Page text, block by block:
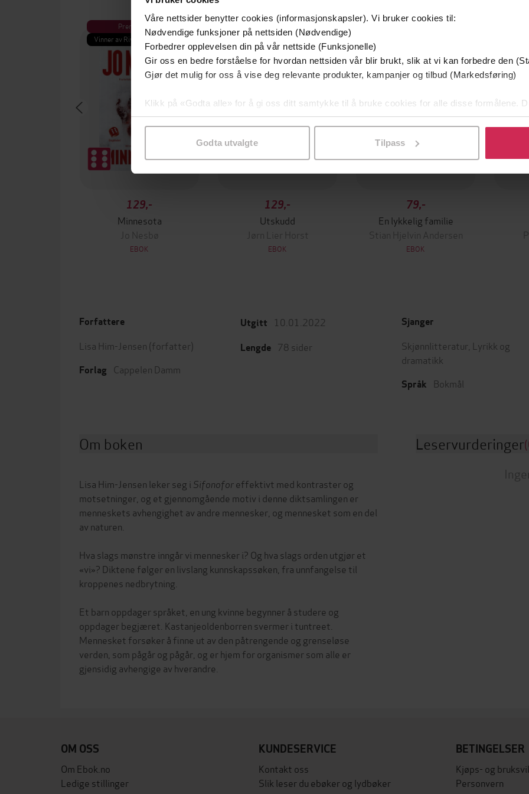
Våre nettsider benytter cookies (informasjonskapsler). Vi bruker cookies til:
Nødvendige funksjoner på nettsiden (Nødvendige)
Forbedrer opplevelsen din på vår nettside (Funksjonelle)
Gir oss en bedre forståelse for hvordan nettsiden vår blir brukt, slik at vi kan forbedre den
Gjør det mulig for oss å vise deg relevante produkter, kampanjer og tilbud (Markedsføring)
Klikk på «Godta alle» for å gi oss ditt samtykke til å bruke cookies for alle disse formålene.
samtykke til spesifikke formål ved å klikke på «Tilpass». Du kan når som helst trekke
Godta utvalgte Tilpass
Premium
Vinner av Rivertonprisen
129,-
Minnesota
Jo Nesbø
EBOK
Premium
Første gang på tilbud
129,-
Utskudd
Jørn Lier Horst
EBOK
79,-
En lykkelig familie
Stian Hjelvin Andersen
EBOK
Forfattere
Lisa Him-Jensen (forfatter)
Forlag Cappelen Damm
Utgitt 10.01.2022
Lengde 78 sider
Sjanger
Skjønnlitteratur
Lyrikk og
dramatikk
Språk Bokmål
Om boken
Lisa Him-Jensen leker seg i Sifonoforeffektivt med kontraster og
motsetninger, og et gjennomgående motiv i denne diktsamlingen er
menneskets avhengighet av andre mennesker, og mennesket som en del
av naturen.
Hva slags mønstre inngår vi mennesker i? Og hva slags orden utgjør et
«vi»? Diktene følger en livslang kunnskapssøken, fra unnfangelse til
kroppenes nedbrytning.
Et barn oppdager språket, en ung kvinne begynner å studere og
oppdager begjæret. Kastanjeoldenborren svermer i tuntreet.
Mennesket forsøker å finne ut av den påtrengende og grenseløse
verden, som pågår og pågår, og er hjem for organismer som alle er
gjensidig avhengige av hverandre.
Leservurderinger
OM OSS
Om Ebok.no
Ledige stillinger
KUNDESERVICE
Kontakt oss
Slik leser du ebøker og lydbøker
BETINGELSER
Kjøps- og
Personvern